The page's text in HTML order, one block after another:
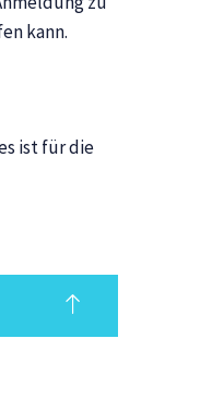
kann.
ist für die